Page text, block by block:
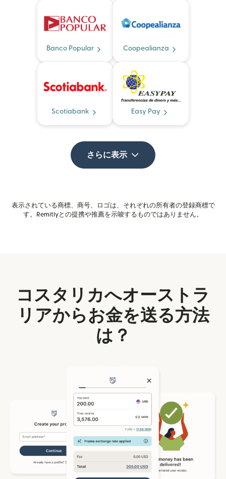
Banco Popular Coopealianza
Scotiabank Easy Pay
さらに表示
表示されている商標、商号、ロゴは、それぞれの所有者の登録商標で
す。Remitlyとの提携や推薦を示唆するものではありません。
コスタリカへオーストラ
リアからお金を送る方法
は？